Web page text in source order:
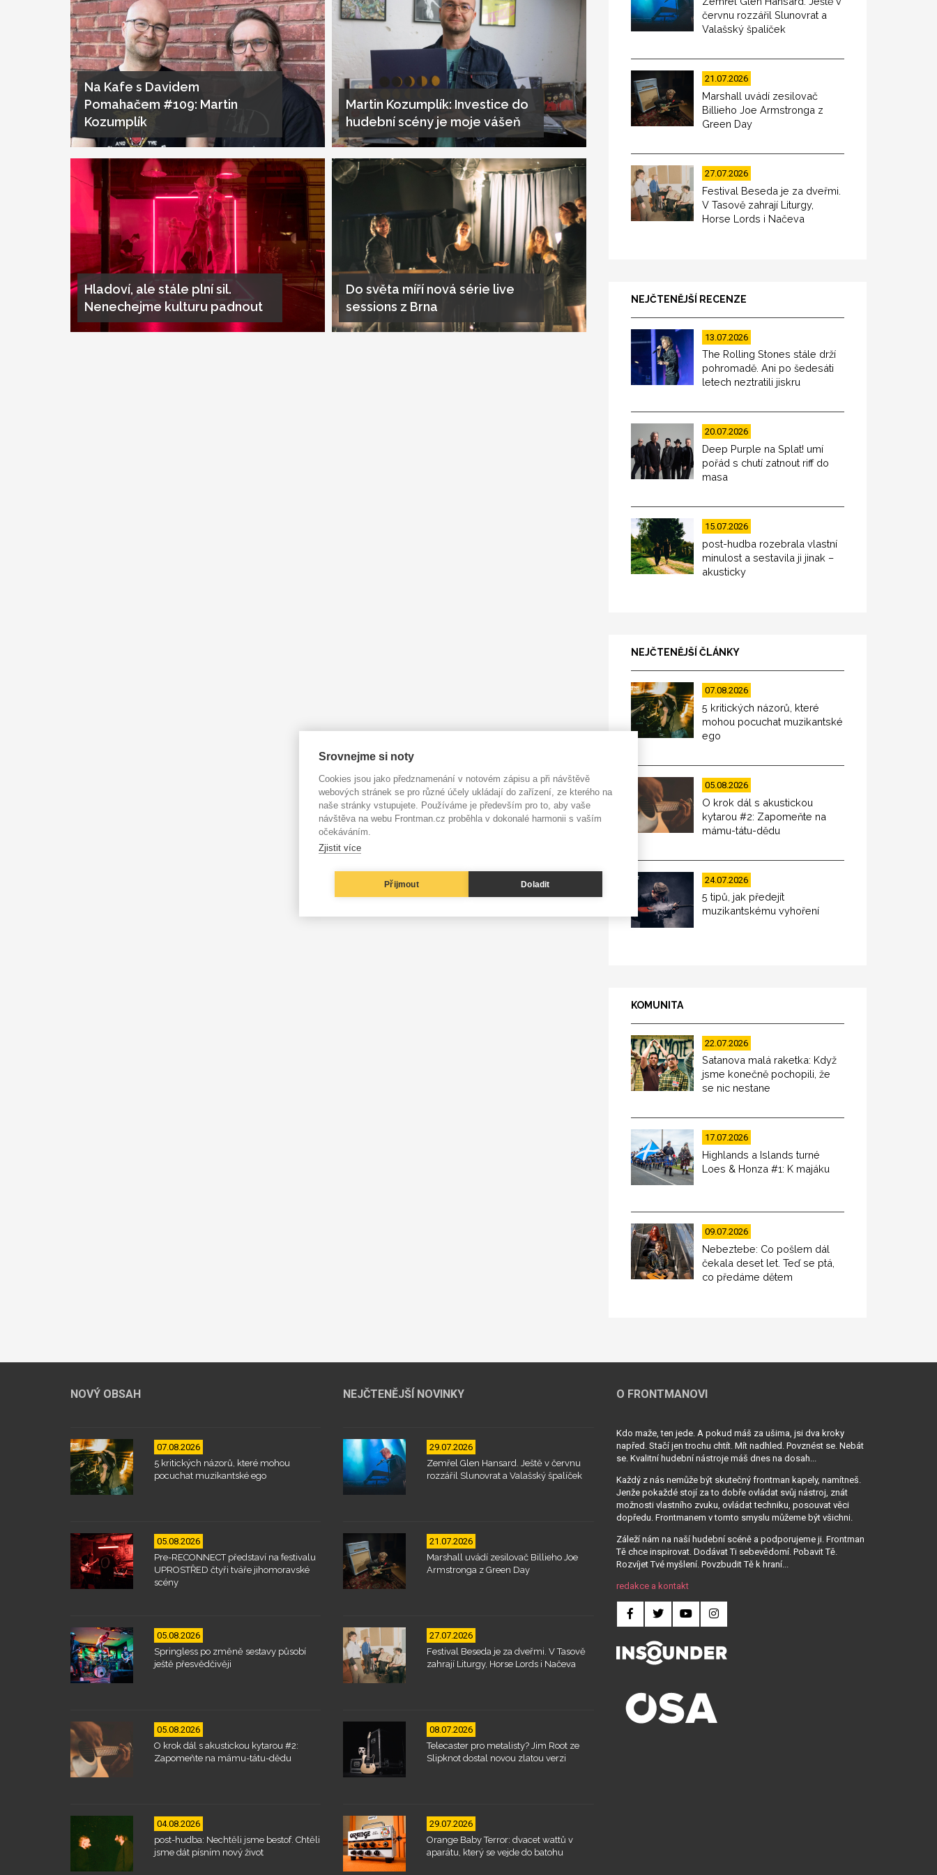
Na Kafe s Davidem
Pomahačem #109: Martin
Kozumplík
Martin Kozumplík: Investice do
hudební scény je moje vášeň
Hladoví, ale stále plní sil.
Nenechejme kulturu padnout
Do světa míří nová série live
sessions z Brna
červnu rozzářil Slunovrat a
Valašský špalíček
21.07.2026
Marshall uvádí zesilovač
Billieho Joe Armstronga z
Green Day
27.07.2026
Festival Beseda je za dveřmi.
V Tasově zahrají Liturgy,
Horse Lords i Načeva
NEJČTENĚJŠÍ RECENZE
13.07.2026
The Rolling Stones stále drží
pohromadě. Ani po šedesáti
letech neztratili jiskru
20.07.2026
Deep Purple na Splat! umí
pořád s chutí zatnout riff do
masa
15.07.2026
post-hudba rozebrala vlastní
minulost a sestavila ji jinak –
akusticky
NEJČTENĚJŠÍ ČLÁNKY
07.08.2026
5 kritických názorů, které
mohou pocuchat muzikantské
ego
05.08.2026
O krok dál s akustickou
kytarou #2: Zapomeňte na
mámu-tátu-dědu
24.07.2026
5 tipů, jak předejít
muzikantskému vyhoření
KOMUNITA
22.07.2026
Satanova malá raketka: Když
jsme konečně pochopili, že
se nic nestane
17.07.2026
Highlands a Islands turné
Loes & Honza #1: K majáku
09.07.2026
Nebeztebe: Co pošlem dál
čekala deset let. Teď se ptá,
co předáme dětem
NOVÝ OBSAH
07.08.2026
5 kritických názorů, které mohou
pocuchat muzikantské ego
05.08.2026
Pre-RECONNECT představí na festivalu
UPROSTŘED čtyři tváře jihomoravské
scény
05.08.2026
Springless po změně sestavy působí
ještě přesvědčivěji
05.08.2026
O krok dál s akustickou kytarou #2:
Zapomeňte na mámu-tátu-dědu
04.08.2026
post-hudba: Nechtěli jsme bestof. Chtěli
jsme dát písním nový život
NEJČTENĚJŠÍ NOVINKY
29.07.2026
Zemřel Glen Hansard. Ještě v červnu
rozzářil Slunovrat a Valašský špalíček
21.07.2026
Marshall uvádí zesilovač Billieho Joe
Armstronga z Green Day
27.07.2026
Festival Beseda je za dveřmi. V Tasově
zahrají Liturgy, Horse Lords i Načeva
08.07.2026
Telecaster pro metalisty? Jim Root ze
Slipknot dostal novou zlatou verzi
29.07.2026
Orange Baby Terror: dvacet wattů v
aparátu, který se vejde do batohu
O FRONTMANOVI
Kdo maže, ten jede. A pokud máš za ušima, jsi dva kroky
napřed. Stačí jen trochu chtít. Mít nadhled. Povznést se. Nebát
se. Kvalitní hudební nástroje máš dnes na dosah...
Každý z nás nemůže být skutečný frontman kapely, namítneš.
Jenže pokaždé stojí za to dobře ovládat svůj nástroj, znát
možnosti vlastního zvuku, ovládat techniku, posouvat věci
dopředu. Frontmanem v tomto smyslu můžeme být všichni.
Záleží nám na naší hudební scéně a podporujeme ji. Frontman
Tě chce inspirovat. Dodávat Ti sebevědomí. Pobavit Tě.
Rozvíjet Tvé myšlení. Povzbudit Tě k hraní...
redakce a kontakt
Srovnejme si noty
Cookies jsou jako předznamenání v notovém zápisu a při návštěvě
webových stránek se pro různé účely ukládají do zařízení, ze kterého na
naše stránky vstupujete. Používáme je především pro to, aby vaše
návštěva na webu Frontman.cz proběhla v dokonalé harmonii s vaším
očekáváním.
Zjistit více
Přijmout Doladit